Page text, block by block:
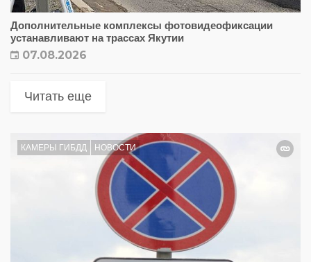
Дополнительные комплексы фотовидеофиксации
устанавливают на трассах Якутии
07.08.2026
Читать еще
КАМЕРЫ ГИБДД НОВОСТИ